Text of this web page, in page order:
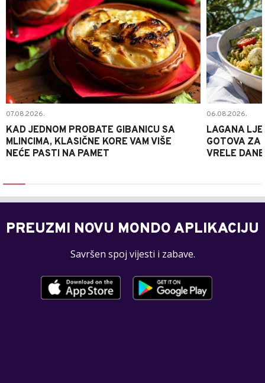
07.08.2026.
KAD JEDNOM PROBATE GIBANICU SA
MLINCIMA, KLASIČNE KORE VAM VIŠE
NEĆE PASTI NA PAMET
06.08.2026.
LAGANA
GOTOVA ZA
VRELE DANE
PREUZMI NOVU MONDO APLIKACIJU
Savršen spoj vijesti i zabave.